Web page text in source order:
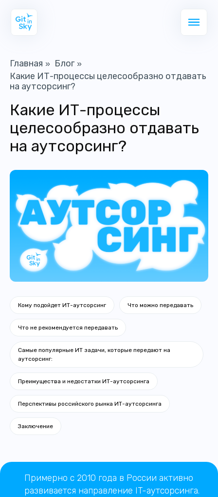
Главная » Блог »
Какие ИТ-процессы целесообразно отдавать
на аутсорсинг?
Какие ИТ-процессы
целесообразно отдавать
на аутсорсинг?
Кому подойдет ИТ-аутсорсинг Что можно передавать
Что не рекомендуется передавать
Самые популярные ИТ задачи, которые передают на
аутсорсинг:
Преимущества и недостатки ИТ-аутсорсинга
Перспективы российского рынка ИТ-аутсорсинга
Заключение
Примерно с 2010 года в России активно
развивается направление IT-аутсорсинга.